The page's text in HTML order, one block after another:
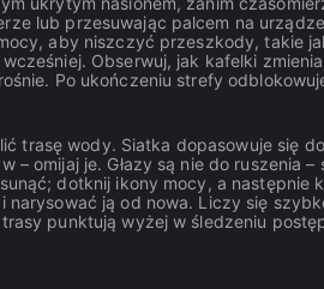
lub przesuwając palcem na
aby niszczyć przeszkody, takie
Obserwuj, jak kafelki
Po ukończeniu strefy
trasę wody. Siatka dopasowuje się
– omijaj je. Głazy są nie do ruszenia
dotknij ikony mocy, a następnie
narysować ją od nowa. Liczy się
punktują wyżej w śledzeniu